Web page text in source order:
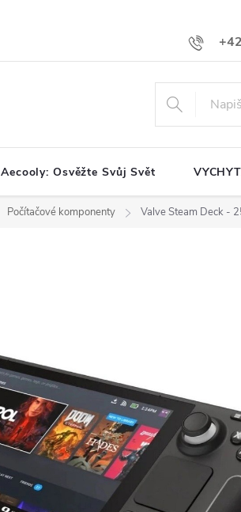
Aecooly: Osvěžte Svůj Svět
Počítačové komponenty Valve Steam Deck -